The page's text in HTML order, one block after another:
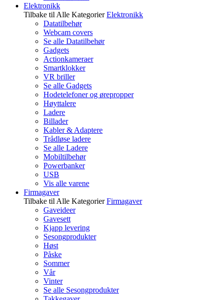
Elektronikk
Tilbake til Alle Kategorier Elektronikk
Datatilbehør
Webcam covers
Se alle Datatilbehør
Gadgets
Actionkameraer
Smartklokker
VR briller
Se alle Gadgets
Hodetelefoner og ørepropper
Høyttalere
Ladere
Billader
Kabler & Adaptere
Trådløse ladere
Se alle Ladere
Mobiltilbehør
Powerbanker
USB
Vis alle varene
Firmagaver
Tilbake til Alle Kategorier Firmagaver
Gaveideer
Gavesett
Kjapp levering
Sesongprodukter
Høst
Påske
Sommer
Vår
Vinter
Se alle Sesongprodukter